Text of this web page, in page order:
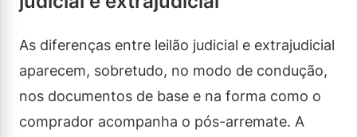
As diferenças entre leilão judicial e extrajudicial
aparecem, sobretudo, no modo de condução,
nos documentos de base e na forma como o
comprador acompanha o pós-arremate. A